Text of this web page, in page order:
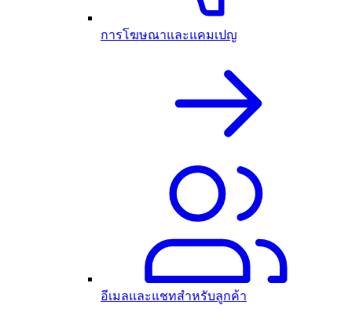
การโฆษณาและแคมเปญ
อีเมลและแชทสำหรับลูกค้า